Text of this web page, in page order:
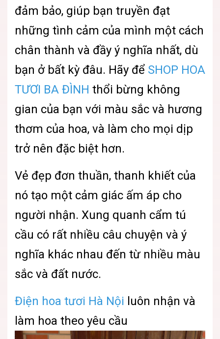
đảm bảo, giúp bạn truyền đạt
những tình cảm của mình một cách
chân thành và đầy ý nghĩa nhất, dù
bạn ở bất kỳ đâu. Hãy để SHOP HOA
TƯƠI BA ĐÌNH thổi bừng không
gian của bạn với màu sắc và hương
thơm của hoa, và làm cho mọi dịp
trở nên đặc biệt hơn.
Vẻ đẹp đơn thuần, thanh khiết của
nó tạo một cảm giác ấm áp cho
người nhận. Xung quanh cẩm tú
cầu có rất nhiều câu chuyện và ý
nghĩa khác nhau đến từ nhiều màu
sắc và đất nước.
Điện hoa tươi Hà Nội luôn nhận và
làm hoa theo yêu cầu